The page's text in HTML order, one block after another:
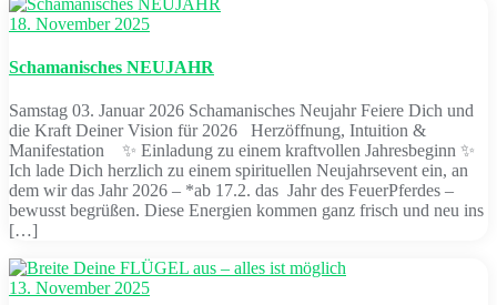
18. November 2025
Schamanisches NEUJAHR
Samstag 03. Januar 2026 Schamanisches Neujahr Feiere Dich und
die Kraft Deiner Vision für 2026 Herzöffnung, Intuition &
Manifestation ✨ Einladung zu einem kraftvollen Jahresbeginn ✨
Ich lade Dich herzlich zu einem spirituellen Neujahrsevent ein, an
dem wir das Jahr 2026 – *ab 17.2. das Jahr des FeuerPferdes –
bewusst begrüßen. Diese Energien kommen ganz frisch und neu ins
[…]
13. November 2025